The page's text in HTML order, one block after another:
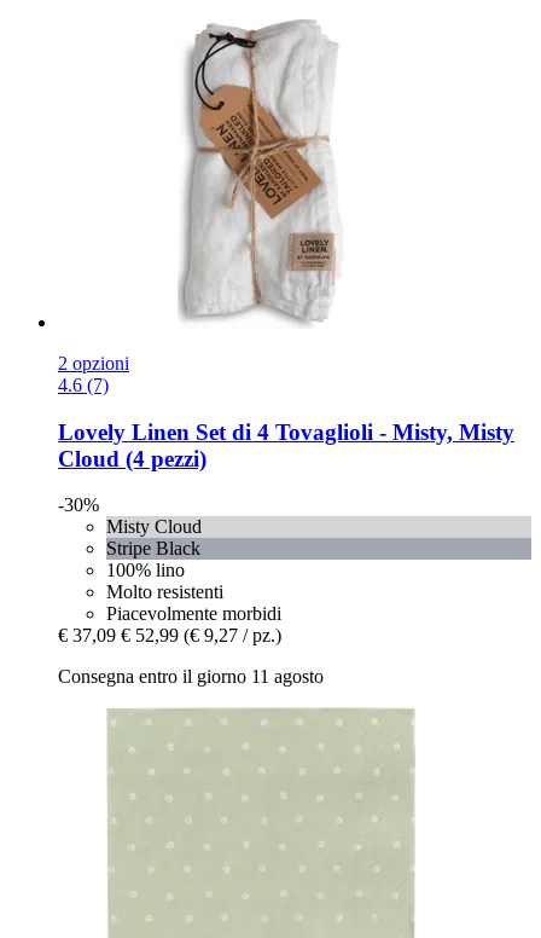
2 opzioni
4.6 (7)
Lovely Linen Set di 4 Tovaglioli -​ Misty, Misty
Cloud (4 pezzi)
-30%
Misty Cloud
Stripe Black
100% lino
Molto resistenti
Piacevolmente morbidi
€ 37,09 € 52,99 (€ 9,27 / pz.)
Consegna entro il giorno 11 agosto